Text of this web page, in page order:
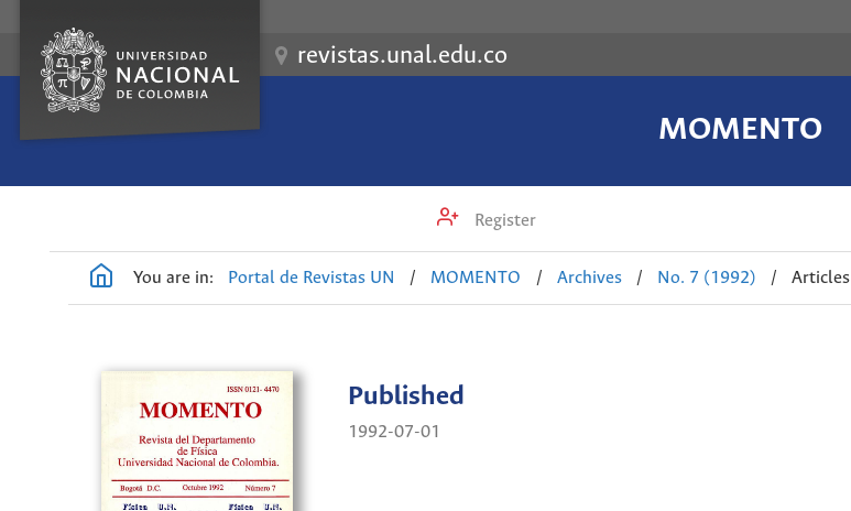
revistas.unal.edu.co
MOMENTO
Register
You are in: Portal de Revistas UN / MOMENTO / Archives / No. 7 (1992) / Articles
Published
1992-07-01